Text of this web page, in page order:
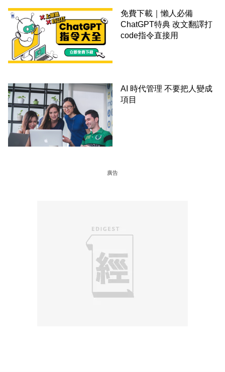
免費下載｜懶人必備
ChatGPT特典 改文翻譯打
code指令直接用
AI 時代管理 不要把人變成
項目
廣告